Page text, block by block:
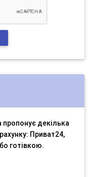
пропонує декілька
Приват24,
готівкою.